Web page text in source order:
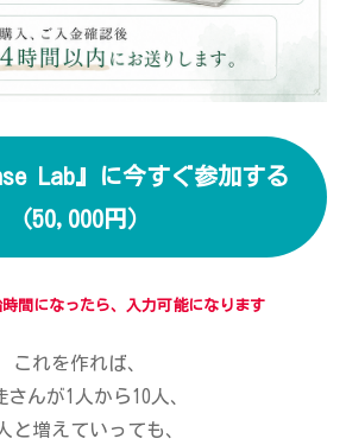
Lab』に今すぐ参加する
（50,000円）
間になったら、入力可能になります
これを作れば、
さんが1人から10人、
と増えていっても、